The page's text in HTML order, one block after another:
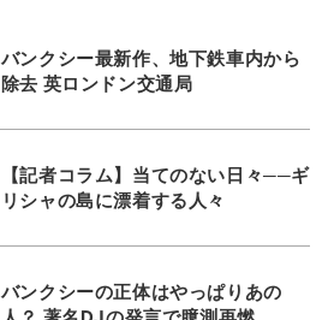
バンクシー最新作、地下鉄車内から
除去 英ロンドン交通局
【記者コラム】当てのない日々──ギ
リシャの島に漂着する人々
バンクシーの正体はやっぱりあの